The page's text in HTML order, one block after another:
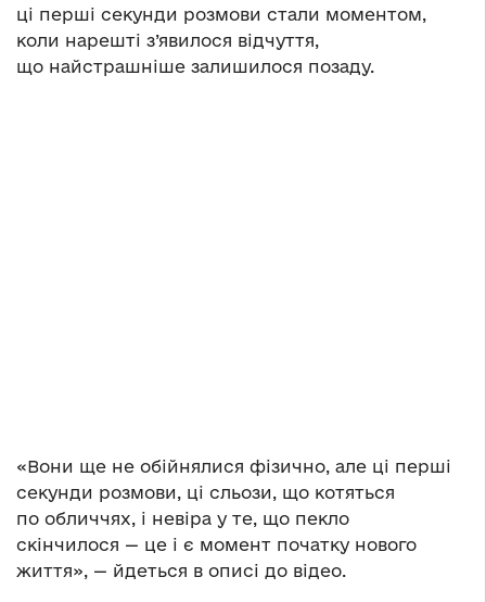
ці перші секунди розмови стали моментом,
коли нарешті з’явилося відчуття,
що найстрашніше залишилося позаду.
«Вони ще не обійнялися фізично, але ці перші
секунди розмови, ці сльози, що котяться
по обличчях, і невіра у те, що пекло
скінчилося — це і є момент початку нового
життя», — йдеться в описі до відео.